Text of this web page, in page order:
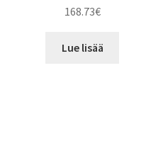
168.73€
Lue lisää